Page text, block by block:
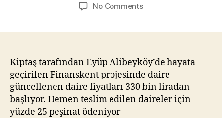
No Commentson
330
bin
TL’ye!
Kiptaş tarafından Eyüp Alibeyköy’de hayata
geçirilen Finanskent projesinde daire
güncellenen daire fiyatları 330 bin liradan
başlıyor. Hemen teslim edilen daireler için
yüzde 25 peşinat ödeniyor